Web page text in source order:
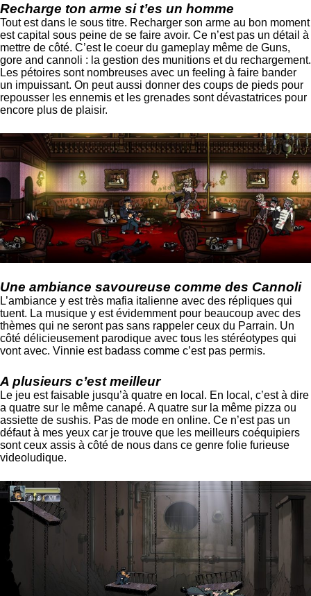
Recharge ton arme si t’es un homme
Tout est dans le sous titre. Recharger son arme au bon moment
est capital sous peine de se faire avoir. Ce n’est pas un détail à
mettre de côté. C’est le coeur du gameplay même de Guns,
gore and cannoli : la gestion des munitions et du rechargement.
Les pétoires sont nombreuses avec un feeling à faire bander
un impuissant. On peut aussi donner des coups de pieds pour
repousser les ennemis et les grenades sont dévastatrices pour
encore plus de plaisir.
Une ambiance savoureuse comme des Cannoli
L’ambiance y est très mafia italienne avec des répliques qui
tuent. La musique y est évidemment pour beaucoup avec des
thèmes qui ne seront pas sans rappeler ceux du Parrain. Un
côté délicieusement parodique avec tous les stéréotypes qui
vont avec. Vinnie est badass comme c’est pas permis.
A plusieurs c’est meilleur
Le jeu est faisable jusqu’à quatre en local. En local, c’est à dire
a quatre sur le même canapé. A quatre sur la même pizza ou
assiette de sushis. Pas de mode en online. Ce n’est pas un
défaut à mes yeux car je trouve que les meilleurs coéquipiers
sont ceux assis à côté de nous dans ce genre folie furieuse
videoludique.